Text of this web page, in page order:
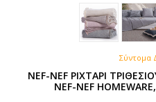
Σύντομα
NEF-NEF ΡΙΧΤΑΡΙ
NEF-NEF